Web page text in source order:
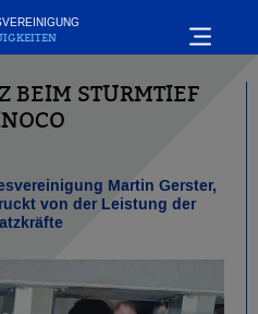
BEIM STURMTIEF
Martin Gerster,
von der Leistung der